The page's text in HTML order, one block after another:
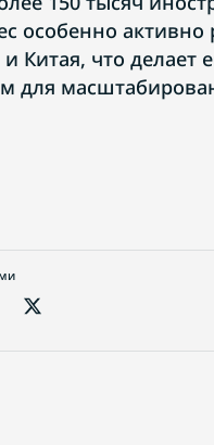
особенно активно
Китая, что делает
для